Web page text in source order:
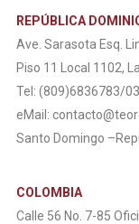
REPÚBLICA
Ave. Sarasota Esq.
Piso 11 Local 1102,
Tel: (809)6836783/
eMail:
Santo Domingo
COLOMBIA
Calle 56 No. 7-85